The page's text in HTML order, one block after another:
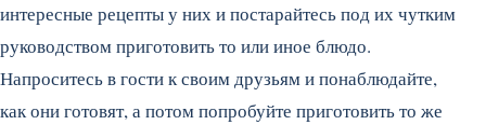
интересные рецепты у них и постарайтесь под их чутким
руководством приготовить то или иное блюдо.
Напроситесь в гости к своим друзьям и понаблюдайте,
как они готовят, а потом попробуйте приготовить то же